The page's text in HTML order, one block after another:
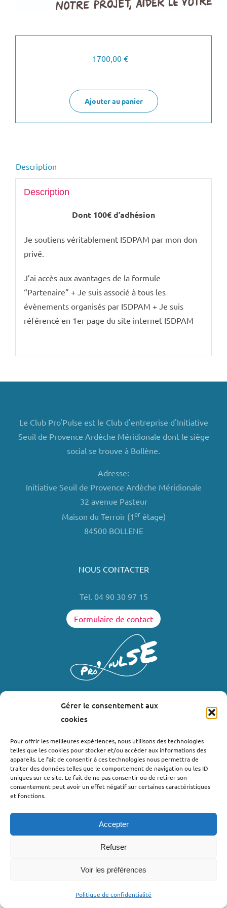
Gérer le consentement aux
cookies
Pour offrir les meilleures expériences, nous utilisons des technologies
telles que les cookies pour stocker et/ou accéder aux informations des
appareils. Le fait de consentir à ces technologies nous permettra de
traiter des données telles que le comportement de navigation ou les ID
uniques sur ce site. Le fait de ne pas consentir ou de retirer son
consentement peut avoir un effet négatif sur certaines caractéristiques
et fonctions.
Accepter
Refuser
Voir les préférences
Politique de confidentialité
1700,00 €
Ajouter au panier
Description
Description
Dont 100€ d’adhésion
Je soutiens véritablement ISDPAM par mon don
privé.
J’ai accès aux avantages de la formule
“Partenaire” + Je suis associé à tous les
évènements organisés par ISDPAM + Je suis
référencé en 1er page du site internet ISDPAM
Le Club Pro'Pulse est le Club d'entreprise d'Initiative
Seuil de Provence Ardèche Méridionale dont le siège
social se trouve à Bollène.
Adresse:
Initiative Seuil de Provence Ardèche Méridionale
32 avenue Pasteur
Maison du Terroir (1erétage)
84500 BOLLENE
NOUS CONTACTER
Tél. 04 90 30 97 15
Formulaire de contact
Où nous trouver ?
Bollène
Nyons
Valréas
Lachapelle-sous-Aubenas
©2022 - Pro’pulse by Initiative Seuil de Provence Ardèche
Développement : Menestys Consulting